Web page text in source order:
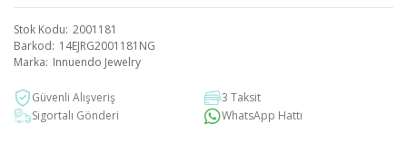
Stok Kodu 2001181
Barkod 14EJRG2001181NG
Marka Innuendo Jewelry
Güvenli Alışveriş
3 Taksit
Sigortalı Gönderi
WhatsApp Hattı